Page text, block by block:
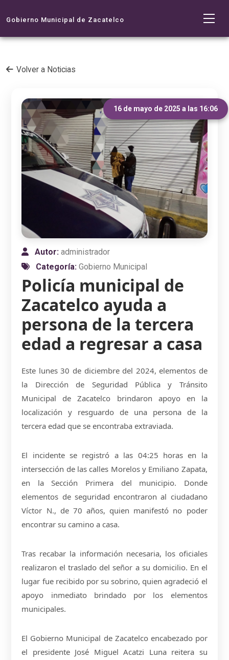
Gobierno Municipal de Zacatelco
Volver a Noticias
16 de mayo de 2025 a las 16:06
Autor:administrador
Categoría:Gobierno Municipal
Policía municipal de
Zacatelco ayuda a
persona de la tercera
edad a regresar a casa
Este lunes 30 de diciembre del 2024, elementos de
la Dirección de Seguridad Pública y Tránsito
Municipal de Zacatelco brindaron apoyo en la
localización y resguardo de una persona de la
tercera edad que se encontraba extraviada.
El incidente se registró a las 04:25 horas en la
intersección de las calles Morelos y Emiliano Zapata,
en la Sección Primera del municipio. Donde
elementos de seguridad encontraron al ciudadano
Víctor N., de 70 años, quien manifestó no poder
encontrar su camino a casa.
Tras recabar la información necesaria, los oficiales
realizaron el traslado del señor a su domicilio. En el
lugar fue recibido por su sobrino, quien agradeció el
apoyo inmediato brindado por los elementos
municipales.
El Gobierno Municipal de Zacatelco encabezado por
el presidente José Miguel Acatzi Luna reitera su